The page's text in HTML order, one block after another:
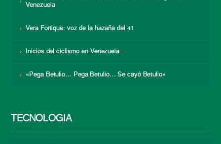
Venezuela
Vera Fortique: voz de la hazaña del 41
Inicios del ciclismo en Venezuela
«Pega Betulio… Pega Betulio… Se cayó Betulio»
TECNOLOGÍA